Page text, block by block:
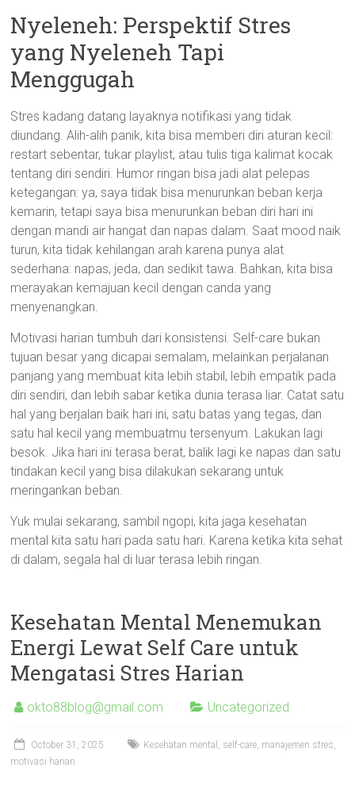
Nyeleneh: Perspektif Stres
yang Nyeleneh Tapi
Menggugah
Stres kadang datang layaknya notifikasi yang tidak
diundang. Alih-alih panik, kita bisa memberi diri aturan kecil:
restart sebentar, tukar playlist, atau tulis tiga kalimat kocak
tentang diri sendiri. Humor ringan bisa jadi alat pelepas
ketegangan: ya, saya tidak bisa menurunkan beban kerja
kemarin, tetapi saya bisa menurunkan beban diri hari ini
dengan mandi air hangat dan napas dalam. Saat mood naik
turun, kita tidak kehilangan arah karena punya alat
sederhana: napas, jeda, dan sedikit tawa. Bahkan, kita bisa
merayakan kemajuan kecil dengan canda yang
menyenangkan.
Motivasi harian tumbuh dari konsistensi. Self-care bukan
tujuan besar yang dicapai semalam, melainkan perjalanan
panjang yang membuat kita lebih stabil, lebih empatik pada
diri sendiri, dan lebih sabar ketika dunia terasa liar. Catat satu
hal yang berjalan baik hari ini, satu batas yang tegas, dan
satu hal kecil yang membuatmu tersenyum. Lakukan lagi
besok. Jika hari ini terasa berat, balik lagi ke napas dan satu
tindakan kecil yang bisa dilakukan sekarang untuk
meringankan beban.
Yuk mulai sekarang, sambil ngopi, kita jaga kesehatan
mental kita satu hari pada satu hari. Karena ketika kita sehat
di dalam, segala hal di luar terasa lebih ringan.
Kesehatan Mental Menemukan
Energi Lewat Self Care untuk
Mengatasi Stres Harian
okto88blog@gmail.com Uncategorized
October 31, 2025
Kesehatan mental, self-care, manajemen stres,
motivasi harian